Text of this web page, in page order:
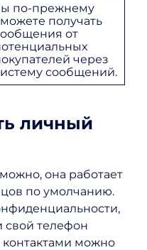
по-прежнему
получать
от
через
сообщений.
личный
она работает
по умолчанию.
свой телефон
контактами можно